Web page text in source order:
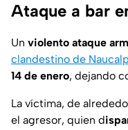
Ataque a bar
Un violento ataque
clandestino de
14 de enero, dejando
La víctima, de
el agresor, quien d